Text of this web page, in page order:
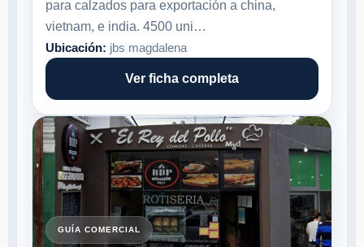
para calzados para exportación a china,
vietnam, e india. 4500 uni…
Ubicación: jbs magdalena
Ver ficha completa
GUÍA COMERCIAL